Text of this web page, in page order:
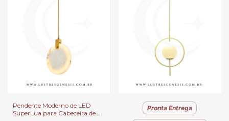
Pendente Moderno de LED
SuperLua para Cabeceira de
Pronta Entrega